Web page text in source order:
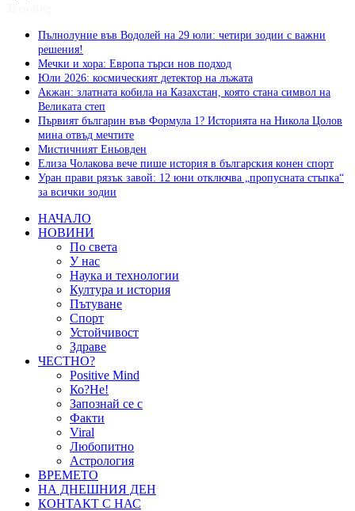
Пълнолуние във Водолей на 29 юли: четири зодии с важни
решения!
Мечки и хора: Европа търси нов подход
Юли 2026: космическият детектор на лъжата
Акжан: златната кобила на Казахстан, която стана символ на
Великата степ
Първият българин във Формула 1? Историята на Никола Цолов
мина отвъд мечтите
Мистичният Eньовден
Елиза Чолакова вече пише история в българския конен спорт
Уран прави рязък завой: 12 юни отключва „пропусната стъпка“
за всички зодии
НАЧАЛО
НОВИНИ
По света
У нас
Наука и технологии
Култура и история
Пътуване
Спорт
Устойчивост
Здраве
ЧЕСТНО?
Positive Mind
Ко?Не!
Запознай се с
Факти
Viral
Любопитно
Астрология
ВРЕМЕТО
НА ДНЕШНИЯ ДЕН
КОНТАКТ С НАС